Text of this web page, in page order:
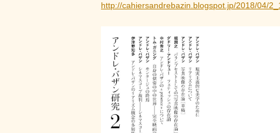
http://cahiersandrebazin.blogspot.jp/2018/04/